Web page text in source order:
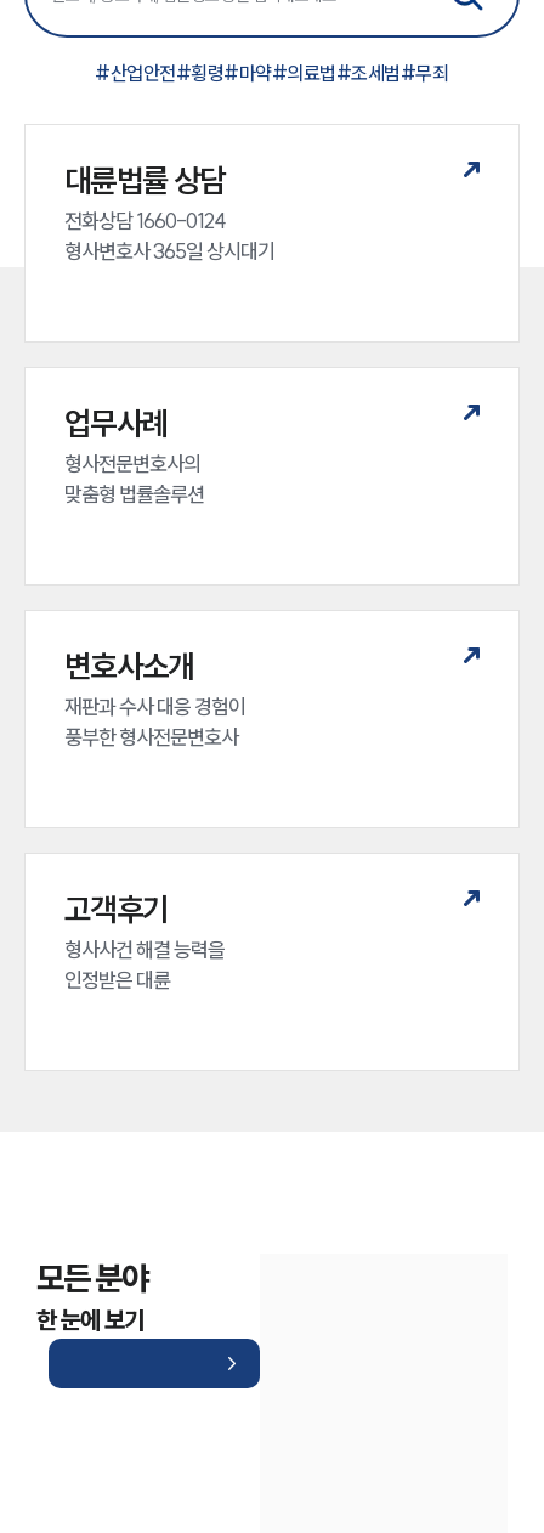
#산업안전#횡령#마약#의료법#조세범#무죄
대륜법률 상담
전화상담 1660-0124
형사변호사 365일 상시대기
업무사례
형사전문변호사의
맞춤형 법률솔루션
변호사소개
재판과 수사 대응 경험이
풍부한 형사전문변호사
고객후기
형사사건 해결 능력을
인정받은 대륜
모든 분야
한 눈에 보기